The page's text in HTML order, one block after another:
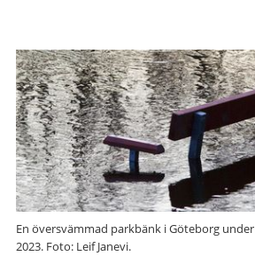
En översvämmad parkbänk i Göteborg
2023. Foto: Leif Janevi.